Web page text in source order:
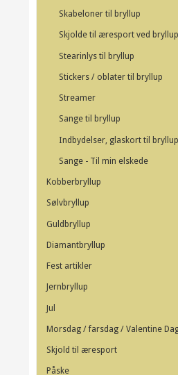
Skabeloner til bryllup
Skjolde til æresport ved bryllup
Stearinlys til bryllup
Stickers / oblater til bryllup
Streamer
Sange til bryllup
Indbydelser, glaskort til bryllup
Sange - Til min elskede
Kobberbryllup
Sølvbryllup
Guldbryllup
Diamantbryllup
Fest artikler
Jernbryllup
Jul
Morsdag / farsdag / Valentine
Skjold til æresport
Påske